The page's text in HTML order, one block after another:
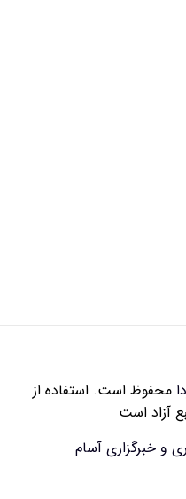
محفوظ است. استفاده از
آزاد است
و خبرگزاری آسام